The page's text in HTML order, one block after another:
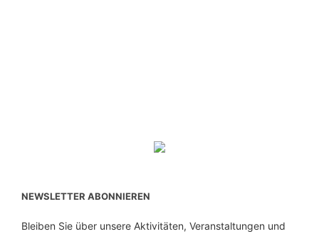
NEWSLETTER ABONNIEREN
Bleiben Sie über unsere Aktivitäten, Veranstaltungen und